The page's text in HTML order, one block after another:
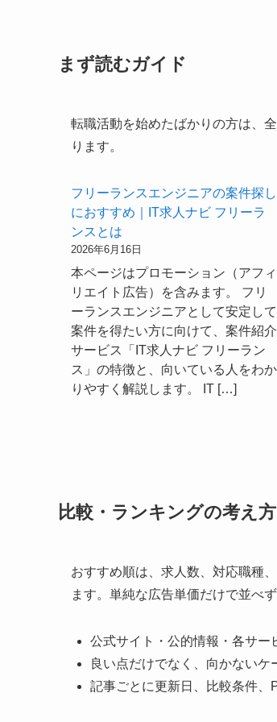
まず読むガイド
転職活動を始めたばかりの方は、
ります。
フリーランスエンジニアの案件探し
におすすめ｜IT求人ナビ フリーラ
ンスとは
2026年6月16日
本ページはプロモーション（アフィ
リエイト広告）を含みます。 フリ
ーランスエンジニアとして安定して
案件を得たい方に向けて、案件紹介
サービス「IT求人ナビ フリーラン
ス」の特徴と、向いている人をわか
りやすく解説します。 IT […]
比較・ランキングの考え方
おすすめ順は、求人数、対応職種
ます。単純な広告単価だけで並べ
公式サイト・公的情報・各サー
良い点だけでなく、向かないケ
記事ごとに更新日、比較条件、